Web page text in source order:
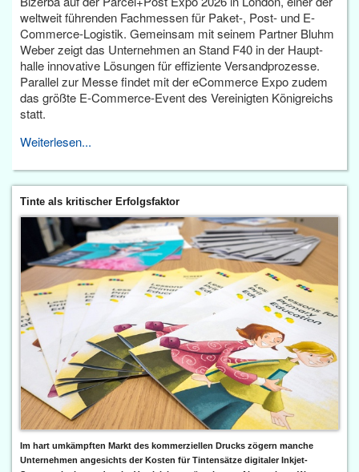
weltweit führenden Fachmessen für Paket-, Post- und E-
Commerce-Logistik. Gemeinsam mit seinem Partner Bluhm
Weber zeigt das Unternehmen an Stand F40 in der Haupt­
halle innovative Lösungen für effiziente Versandprozesse.
Parallel zur Messe findet mit der eCommerce Expo zudem
das größte E-Commerce-Event des Vereinigten Königreichs
statt.
Weiterlesen...
Tinte als kritischer Erfolgsfaktor
Im hart umkämpften Markt des kommerziellen Drucks zögern manche
Unternehmen angesichts der Kosten für Tintensätze digitaler Inkjet-